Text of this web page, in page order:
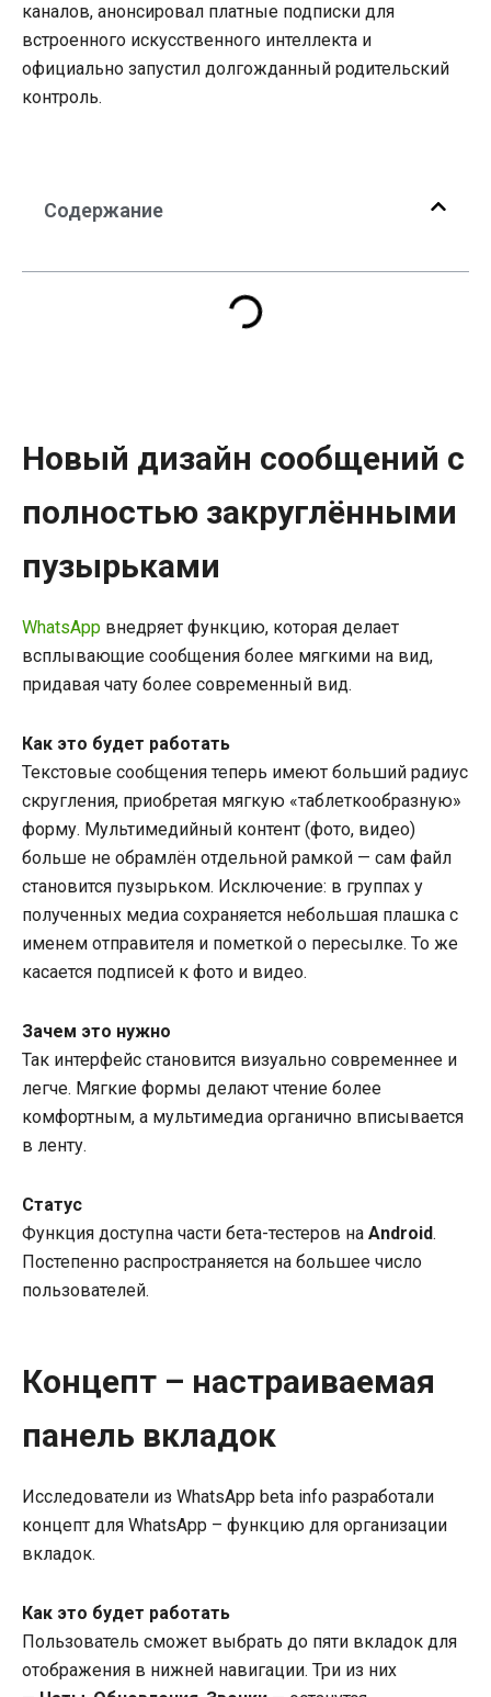
каналов, анонсировал платные подписки для
встроенного искусственного интеллекта и
официально запустил долгожданный родительский
контроль.
Содержание
Новый дизайн сообщений с
полностью закруглёнными
пузырьками
WhatsApp внедряет функцию, которая делает
всплывающие сообщения более мягкими на вид,
придавая чату более современный вид.
Как это будет работать
Текстовые сообщения теперь имеют больший радиус
скругления, приобретая мягкую «таблеткообразную»
форму. Мультимедийный контент (фото, видео)
больше не обрамлён отдельной рамкой — сам файл
становится пузырьком. Исключение: в группах у
полученных медиа сохраняется небольшая плашка с
именем отправителя и пометкой о пересылке. То же
касается подписей к фото и видео.
Зачем это нужно
Так интерфейс становится визуально современнее и
легче. Мягкие формы делают чтение более
комфортным, а мультимедиа органично вписывается
в ленту.
Статус
Функция доступна части бета-тестеров на Android.
Постепенно распространяется на большее число
пользователей.
Концепт – настраиваемая
панель вкладок
Исследователи из WhatsApp beta info разработали
концепт для WhatsApp – функцию для организации
вкладок.
Как это будет работать
Пользователь сможет выбрать до пяти вкладок для
отображения в нижней навигации. Три из них